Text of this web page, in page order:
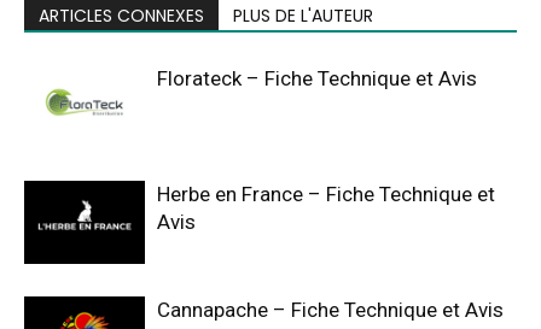
ARTICLES CONNEXES PLUS DE L'AUTEUR
Florateck – Fiche Technique et Avis
Herbe en France – Fiche Technique et
Avis
Cannapache – Fiche Technique et Avis